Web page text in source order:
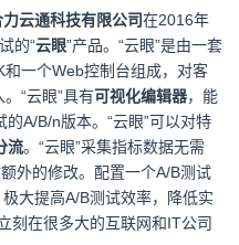
云通科技有限公司在2016年
的“云眼”产品。“云眼”是由一套
一个Web控制台组成，对客
“云眼”具有可视化编辑器，能
A/B/n版本。“云眼”可以对特
流。“云眼”采集指标数据无需
外的修改。配置一个A/B测试
大提高A/B测试效率，降低实
刻在很多大的互联网和IT公司